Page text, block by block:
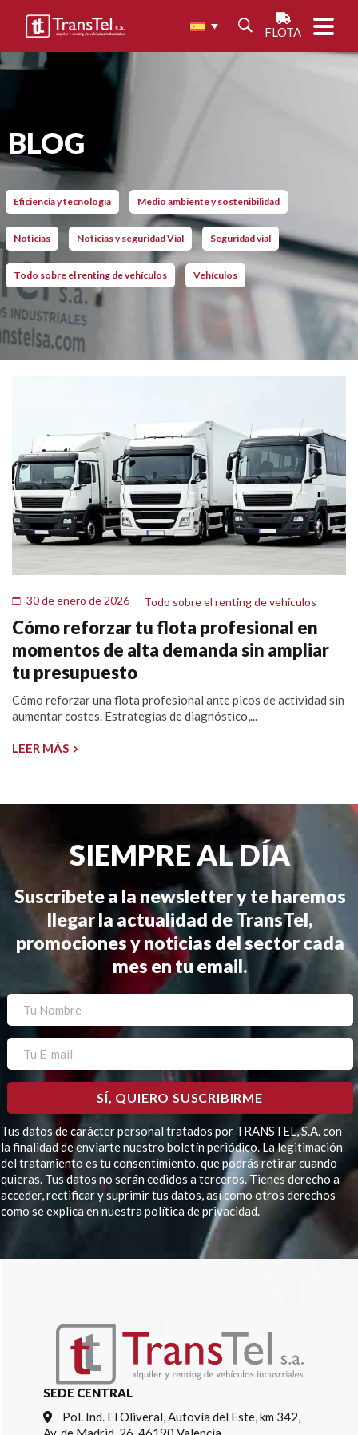
FLOTA
BLOG
Eficiencia y tecnología Medio ambiente y sostenibilidad
Noticias Noticias y seguridad Vial Seguridad vial
Todo sobre el renting de vehículos Vehículos
30 de enero de 2026 Todo sobre el renting de vehículos
Cómo reforzar tu flota profesional en
momentos de alta demanda sin ampliar
tu presupuesto
Cómo reforzar una flota profesional ante picos de actividad sin
aumentar costes. Estrategias de diagnóstico,...
LEER MÁS
SIEMPRE AL DÍA
Suscríbete a la newsletter y te haremos
llegar la actualidad de TransTel,
promociones y noticias del sector cada
mes en tu email.
Tus datos de carácter personal tratados por TRANSTEL, S.A. con
la finalidad de enviarte nuestro boletín periódico. La legitimación
del tratamiento es tu consentimiento, que podrás retirar cuando
quieras. Tus datos no serán cedidos a terceros. Tienes derecho a
acceder, rectificar y suprimir tus datos, así como otros derechos
como se explica en nuestra política de privacidad.
SEDE CENTRAL
Pol. Ind. El Oliveral, Autovía del Este, km 342,